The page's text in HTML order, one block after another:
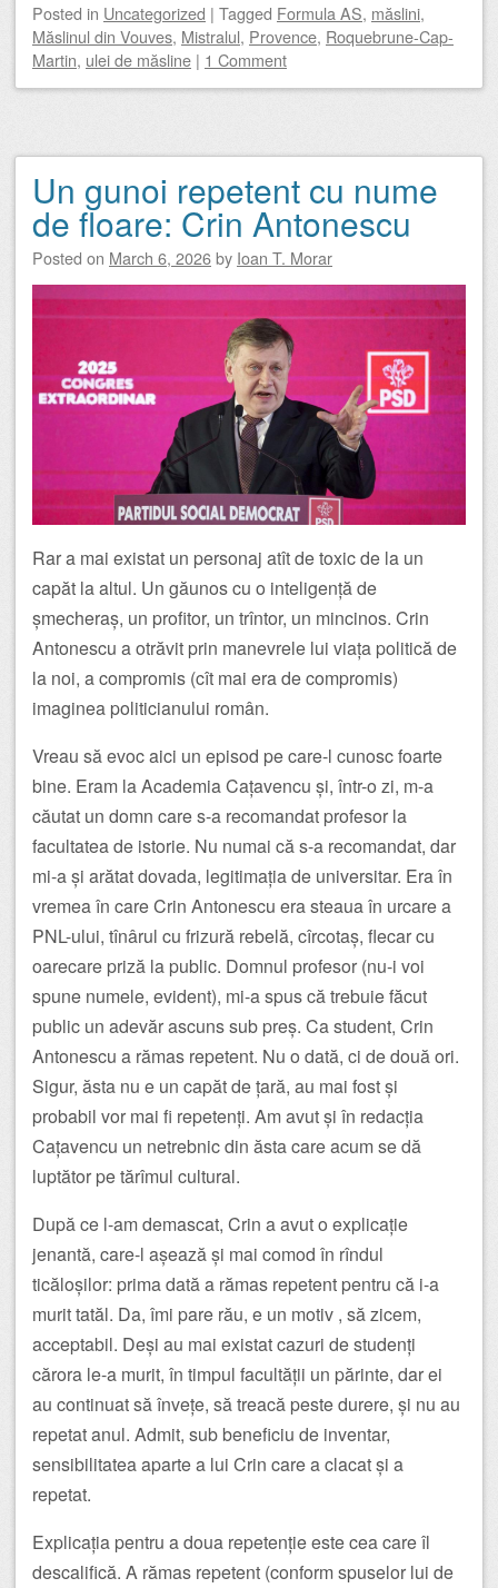
Posted in Uncategorized | Tagged Formula AS, măslini,
Măslinul din Vouves, Mistralul, Provence, Roquebrune-Cap-
Martin, ulei de măsline | 1 Comment
Un gunoi repetent cu nume
de floare: Crin Antonescu
Posted on March 6, 2026by Ioan T. Morar
Rar a mai existat un personaj atît de toxic de la un
capăt la altul. Un găunos cu o inteligență de
șmecheraș, un profitor, un trîntor, un mincinos. Crin
Antonescu a otrăvit prin manevrele lui viața politică de
la noi, a compromis (cît mai era de compromis)
imaginea politicianului român.
Vreau să evoc aici un episod pe care-l cunosc foarte
bine. Eram la Academia Cațavencu și, într-o zi, m-a
căutat un domn care s-a recomandat profesor la
facultatea de istorie. Nu numai că s-a recomandat, dar
mi-a și arătat dovada, legitimația de universitar. Era în
vremea în care Crin Antonescu era steaua în urcare a
PNL-ului, tînârul cu frizură rebelă, cîrcotaș, flecar cu
oarecare priză la public. Domnul profesor (nu-i voi
spune numele, evident), mi-a spus că trebuie făcut
public un adevăr ascuns sub preș. Ca student, Crin
Antonescu a rămas repetent. Nu o dată, ci de două ori.
Sigur, ăsta nu e un capăt de țară, au mai fost și
probabil vor mai fi repetenți. Am avut și în redacția
Cațavencu un netrebnic din ăsta care acum se dă
luptător pe tărîmul cultural.
După ce l-am demascat, Crin a avut o explicație
jenantă, care-l așează și mai comod în rîndul
ticăloșilor: prima dată a rămas repetent pentru că i-a
murit tatăl. Da, îmi pare rău, e un motiv , să zicem,
acceptabil. Deși au mai existat cazuri de studenți
cărora le-a murit, în timpul facultății un părinte, dar ei
au continuat să învețe, să treacă peste durere, și nu au
repetat anul. Admit, sub beneficiu de inventar,
sensibilitatea aparte a lui Crin care a clacat și a
repetat.
Explicația pentru a doua repetenție este cea care îl
descalifică. A rămas repetent (conform spuselor lui de